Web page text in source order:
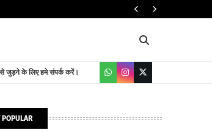
जुड़ने के लिए हमे संपर्क करें।
POPULAR